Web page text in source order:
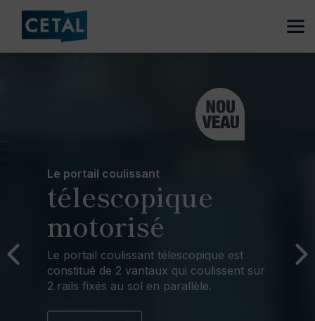
Le portail coulissant
télescopique
motorisé
Le portail coulissant télescopique est
constitué de 2 vantaux qui coulissent sur
2 rails fixés au sol en parallèle.